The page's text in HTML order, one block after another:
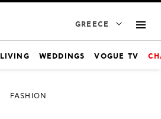
GREECE
LIVING WEDDINGS VOGUE TV
FASHION